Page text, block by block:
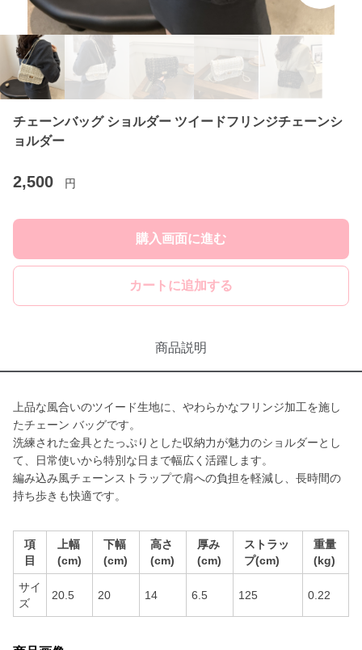
チェーンバッグ ショルダー ツイードフリンジチェーンシ
ョルダー
2,500 円
購入画面に進む
カートに追加する
商品説明
上品な風合いのツイード生地に、やわらかなフリンジ加工を施し
たチェーン バッグです。
洗練された金具とたっぷりとした収納力が魅力のショルダーとし
て、日常使いから特別な日まで幅広く活躍します。
編み込み風チェーンストラップで肩への負担を軽減し、長時間の
持ち歩きも快適です。
項
目
上幅
(cm)
下幅
(cm)
高さ
(cm)
厚み
(cm)
ストラッ
プ(cm)
重量
(kg)
サイ
ズ
20.5 20 14 6.5 125 0.22